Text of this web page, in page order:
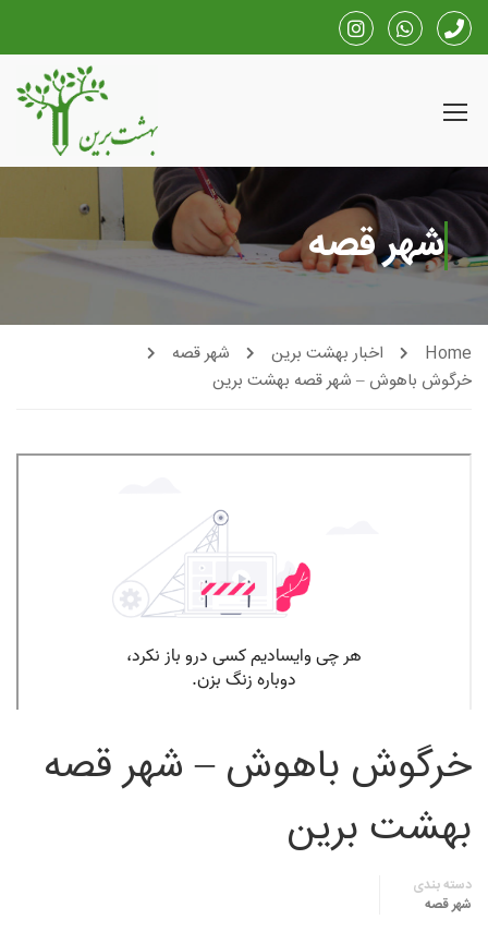
شهر قصه
Home اخبار بهشت برین
شهر قصه
خرگوش باهوش – شهر قصه بهشت برین
خرگوش باهوش – شهر قصه
بهشت برین
دسته بندی
شهر قصه